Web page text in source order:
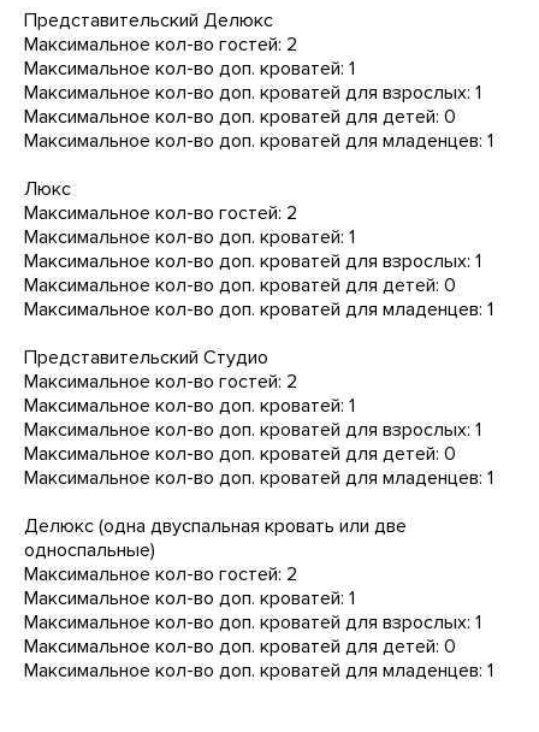
Представительский Делюкс
Максимальное кол-во гостей: 2
Максимальное кол-во доп. кроватей: 1
Максимальное кол-во доп. кроватей для взрослых: 1
Максимальное кол-во доп. кроватей для детей: 0
Максимальное кол-во доп. кроватей для младенцев: 1
Люкс
Максимальное кол-во гостей: 2
Максимальное кол-во доп. кроватей: 1
Максимальное кол-во доп. кроватей для взрослых: 1
Максимальное кол-во доп. кроватей для детей: 0
Максимальное кол-во доп. кроватей для младенцев: 1
Представительский Студио
Максимальное кол-во гостей: 2
Максимальное кол-во доп. кроватей: 1
Максимальное кол-во доп. кроватей для взрослых: 1
Максимальное кол-во доп. кроватей для детей: 0
Максимальное кол-во доп. кроватей для младенцев: 1
Делюкс (одна двуспальная кровать или две
односпальные)
Максимальное кол-во гостей: 2
Максимальное кол-во доп. кроватей: 1
Максимальное кол-во доп. кроватей для взрослых: 1
Максимальное кол-во доп. кроватей для детей: 0
Максимальное кол-во доп. кроватей для младенцев: 1